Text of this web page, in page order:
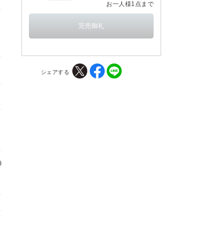
お一人様1点まで
シェアする